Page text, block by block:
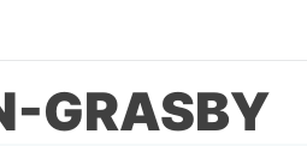
GRASBY